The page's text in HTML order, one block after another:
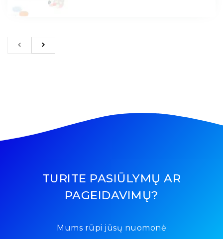
TURITE PASIŪLYMŲ AR
PAGEIDAVIMŲ?
Mums rūpi jūsų nuomonė